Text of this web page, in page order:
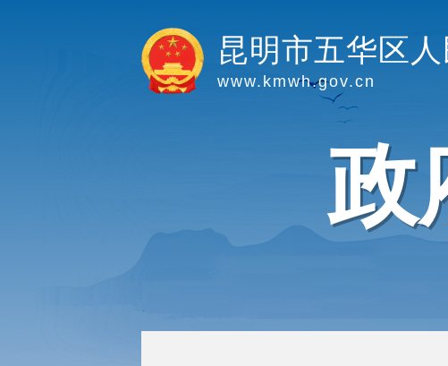
昆明市五华区
www.kmwh.gov.cn
政